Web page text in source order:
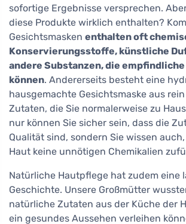
sofortige Ergebnisse versprechen.
diese Produkte wirklich enthalten?
Gesichtsmasken enthalten oft
Konservierungsstoffe, künstliche
andere Substanzen, die
können. Andererseits besteht eine
hausgemachte Gesichtsmaske aus
Zutaten, die Sie normalerweise zu
nur können Sie sicher sein, dass die
Qualität sind, sondern Sie wissen
Haut keine unnötigen Chemikalien
Natürliche Hautpflege hat zudem eine
Geschichte. Unsere Großmütter
natürliche Zutaten aus der Küche der
ein gesundes Aussehen verleihen